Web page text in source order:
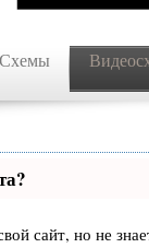
Схемы
сайт, но не